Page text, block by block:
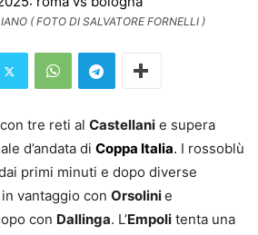
( FOTO DI SALVATORE FORNELLI )
tre reti al Castellani e supera
d’andata di Coppa Italia. I rossoblù
primi minuti e dopo diverse
vantaggio con Orsolinie
con Dallinga. L’Empoli tenta una